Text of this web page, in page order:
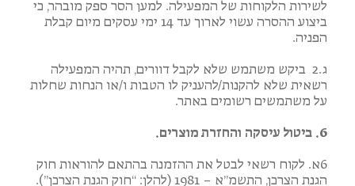
לשירות הלקוחות של המפעילה. למען הסר ספק מובהר, כי
ביצוע ההסרה עשוי לארוך עד 14 ימי עסקים מיום קבלת
הפניה.
ג.2 ביקש משתמש שלא לקבל דוורים, תהיה המפעילה
רשאית שלא להקנות/להעניק לו הטבות ו/או הנחות שחלות
על משתמשים רשומים באתר.
6. ביטול עיסקה והחזרת מוצרים.
6א. לקוח רשאי לבטל את ההזמנה בהתאם להוראות חוק
הגנת הצרכן, התשמ”א – 1981 (להלן: “חוק הגנת הצרכן”).